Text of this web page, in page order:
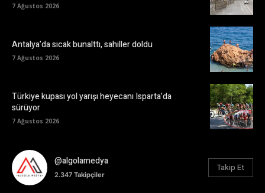
7 Ağustos 2026
Antalya’da sıcak bunalttı, sahiller doldu
7 Ağustos 2026
Türkiye kupası yol yarışı heyecanı Isparta’da
sürüyor
7 Ağustos 2026
@algolamedya
2.347 Takipçiler
Takip Et